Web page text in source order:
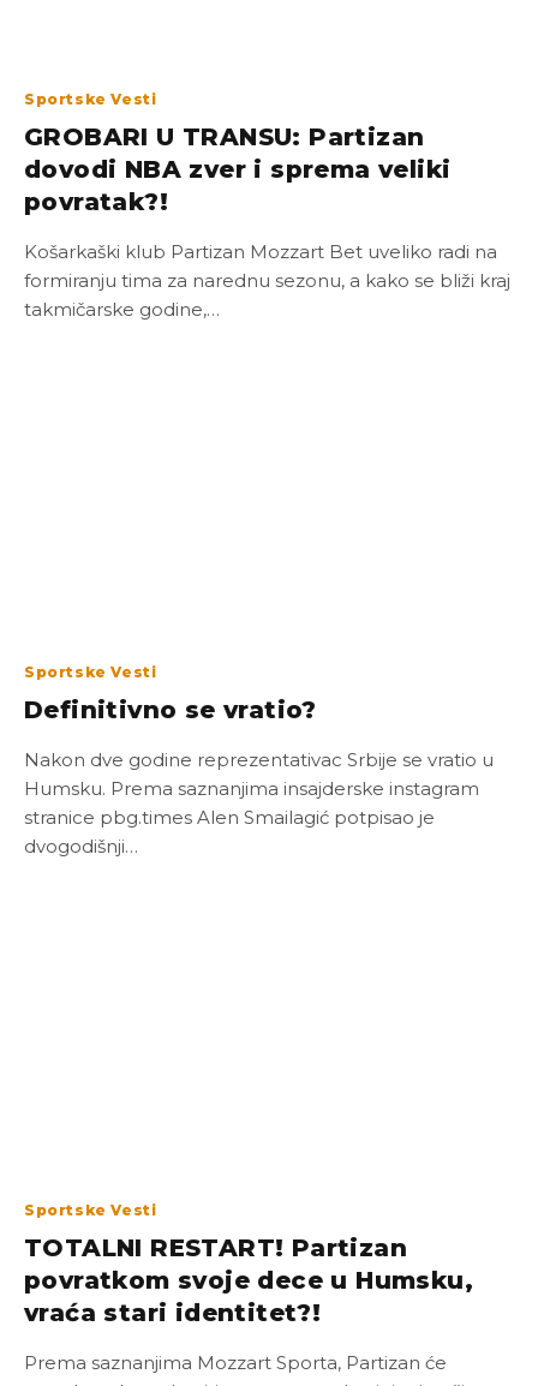
Sportske Vesti
GROBARI U TRANSU: Partizan
dovodi NBA zver i sprema veliki
povratak?!
Košarkaški klub Partizan Mozzart Bet uveliko radi na
formiranju tima za narednu sezonu, a kako se bliži kraj
takmičarske godine,…
Sportske Vesti
Definitivno se vratio?
Nakon dve godine reprezentativac Srbije se vratio u
Humsku. Prema saznanjima insajderske instagram
stranice pbg.times Alen Smailagić potpisao je
dvogodišnji…
Sportske Vesti
TOTALNI RESTART! Partizan
povratkom svoje dece u Humsku,
vraća stari identitet?!
Prema saznanjima Mozzart Sporta, Partizan će